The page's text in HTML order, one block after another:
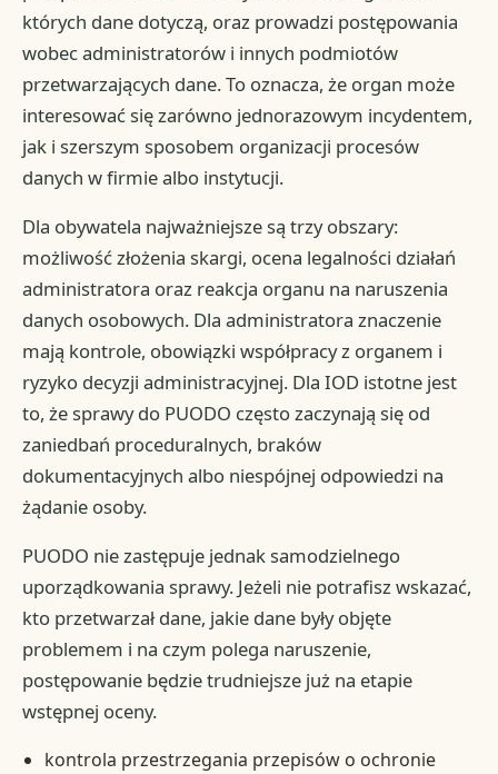
których dane dotyczą, oraz prowadzi postępowania
wobec administratorów i innych podmiotów
przetwarzających dane. To oznacza, że organ może
interesować się zarówno jednorazowym incydentem,
jak i szerszym sposobem organizacji procesów
danych w firmie albo instytucji.
Dla obywatela najważniejsze są trzy obszary:
możliwość złożenia skargi, ocena legalności działań
administratora oraz reakcja organu na naruszenia
danych osobowych. Dla administratora znaczenie
mają kontrole, obowiązki współpracy z organem i
ryzyko decyzji administracyjnej. Dla IOD istotne jest
to, że sprawy do PUODO często zaczynają się od
zaniedbań proceduralnych, braków
dokumentacyjnych albo niespójnej odpowiedzi na
żądanie osoby.
PUODO nie zastępuje jednak samodzielnego
uporządkowania sprawy. Jeżeli nie potrafisz wskazać,
kto przetwarzał dane, jakie dane były objęte
problemem i na czym polega naruszenie,
postępowanie będzie trudniejsze już na etapie
wstępnej oceny.
kontrola przestrzegania przepisów o ochronie